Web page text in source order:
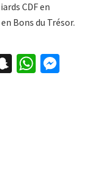
CDF en
Bons du Trésor.
S W